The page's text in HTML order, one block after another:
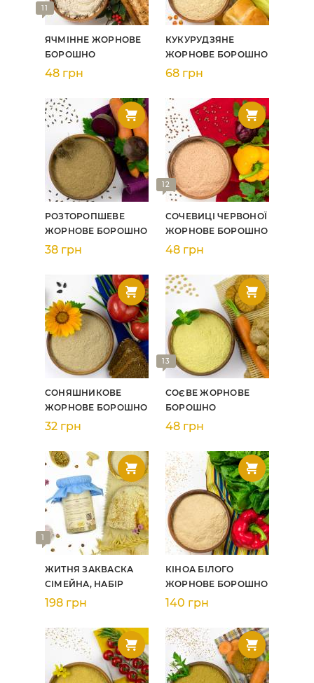
11
ЯЧМІННЕ ЖОРНОВЕ
БОРОШНО
48 грн
КУКУРУДЗЯНЕ
ЖОРНОВЕ БОРОШНО
68 грн
РОЗТОРОПШЕВЕ
ЖОРНОВЕ БОРОШНО
38 грн
12
СОЧЕВИЦІ ЧЕРВОНОЇ
ЖОРНОВЕ БОРОШНО
48 грн
СОНЯШНИКОВЕ
ЖОРНОВЕ БОРОШНО
32 грн
13
СОЄВЕ ЖОРНОВЕ
БОРОШНО
48 грн
1
ЖИТНЯ ЗАКВАСКА
СІМЕЙНА, НАБІР
198 грн
КІНОА БІЛОГО
ЖОРНОВЕ БОРОШНО
140 грн